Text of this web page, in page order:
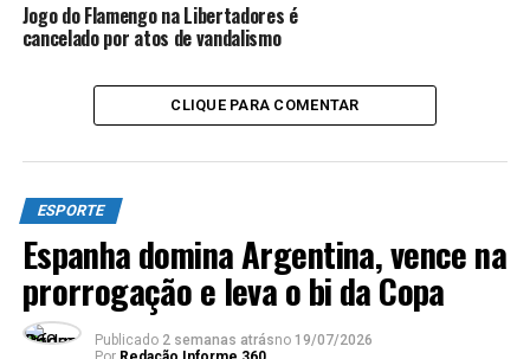
Fábio LisboaFonte:Agencia Brasil
Jogo do Flamengo na Libertadores é
cancelado por atos de vandalismo
CLIQUE PARA COMENTAR
ESPORTE
Espanha domina Argentina, vence na
prorrogação e leva o bi da Copa
Publicado 2 semanas atrásno 19/07/2026